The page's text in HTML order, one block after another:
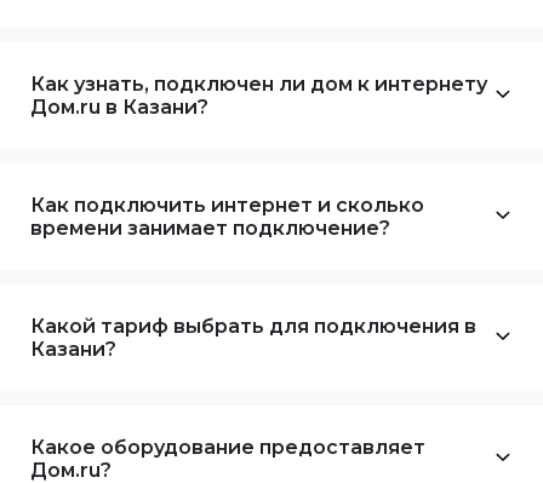
Как узнать, подключен ли дом к интернету
Дом.ru в Казани?
Как подключить интернет и сколько
времени занимает подключение?
Какой тариф выбрать для подключения в
Казани?
Какое оборудование предоставляет
Дом.ru?